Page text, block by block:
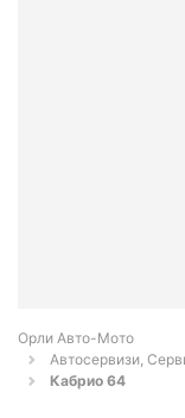
Орли Aвто-Mото
Автосервизи,
Кабрио 64